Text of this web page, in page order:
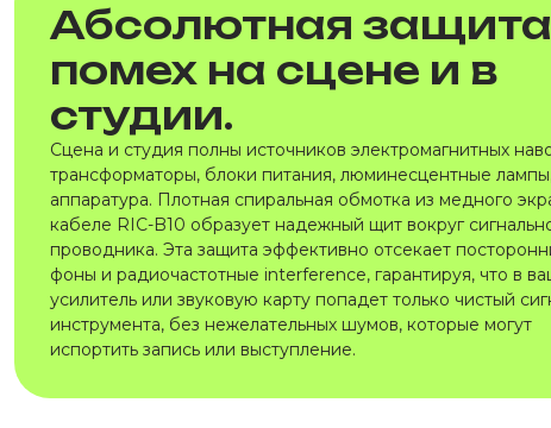
Абсолютная
помех на сцене и в
студии.
Сцена и студия полны источников электромагнитных
трансформаторы, блоки питания, люминесцентные
аппаратура. Плотная спиральная обмотка из медного
кабеле RIC-B10 образует надежный щит вокруг
проводника. Эта защита эффективно отсекает
фоны и радиочастотные interference, гарантируя, что в
усилитель или звуковую карту попадет только чистый
инструмента, без нежелательных шумов, которые могут
испортить запись или выступление.